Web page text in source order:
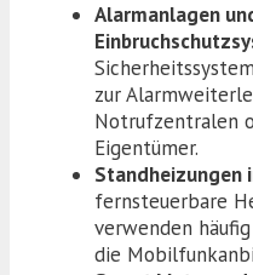
Alarmanlagen
zur
Notrufzentralen
Eigentümer.
Standheizungen
fernsteuerbare
verwenden
die